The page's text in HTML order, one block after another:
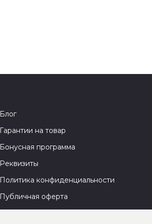
Блог
Гарантии на товар
Бонусная программа
Реквизиты
Политика конфиденциальности
Публичная оферта